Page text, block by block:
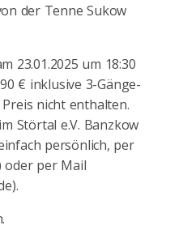
der Tenne Sukow
23.01.2025 um 18:30
€ inklusive 3-Gänge-
nicht enthalten.
Störtal e.V. Banzkow
persönlich, per
oder per Mail